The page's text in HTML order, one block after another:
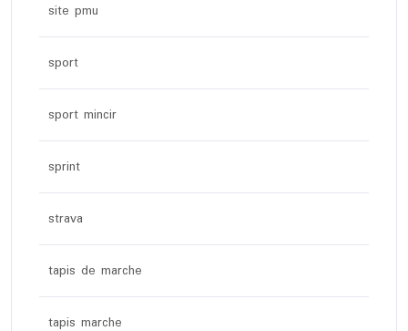
site pmu
sport
sport mincir
sprint
strava
tapis de marche
tapis marche